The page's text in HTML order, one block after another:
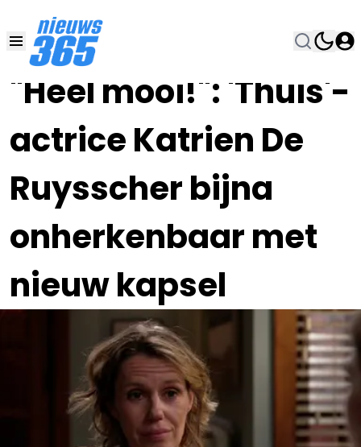
"Heel mooi!": 'Thuis'-
actrice Katrien De
Ruysscher bijna
onherkenbaar met
nieuw kapsel
03 AUG 2023, 19:00